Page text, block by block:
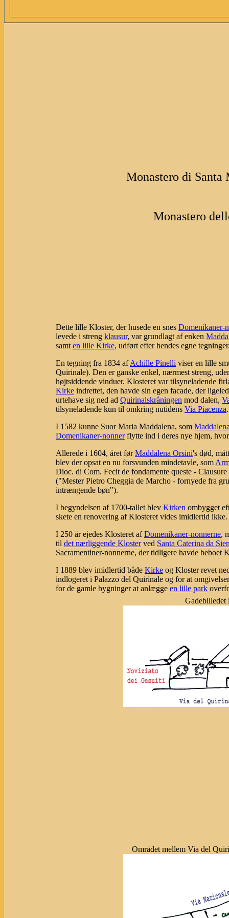
Monastero di
Monastero
Dette lille Kloster, der husede en snes Domenikaner-
levede i streng klausur, var grundlagt af enken
samt en lille Kirke, udført efter hendes egne
En tegning fra 1834 afAchille Pinelli viser en lille
Quirinale). Den er ganske enkel, nærmest streng,
højtsiddende vinduer. Klosteret var tilsyneladende
Kirke indrettet, den havde sin egen facade, der
urtehave sig ned ad Quirinalskråningen mod dalen,
tilsyneladende kun til omkring nutidens Via Piacenza.
I 1582 kunne Suor Maria Maddalena, som
Domenikaner-nonnerflytte ind i deres nye hjem,
Allerede i 1604, året førMaddalena Orsini's død,
blev der opsat en nu forsvunden mindetavle, som
Dioc. di Com. Fecit de fondamente queste -
("Mester Pietro Cheggia de Marcho - fornyede fra
intrængende bøn").
I begyndelsen af 1700-tallet blev Kirken ombygget
skete en renovering af Klosteret vides imidlertid ikke.
I 250 år ejedes Klosteret afDomenikaner-nonnerne,
til det nærliggende Klosterved Santa Caterina da
Sacramentiner-nonnerne, der tidligere havde
I 1889 blev imidlertid både Kirke og Kloster revet
indlogeret i Palazzo del Quirinale og for at
for de gamle bygninger at anlægge en lille park
Området mellem Via del